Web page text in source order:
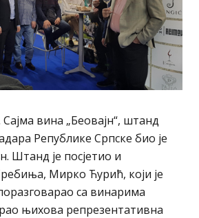
вина „Беовајн“, штанд
Републике Српске био је
Штанд је посјетио и
Мирко Ћурић, који је
са винарима
њихова репрезентативна